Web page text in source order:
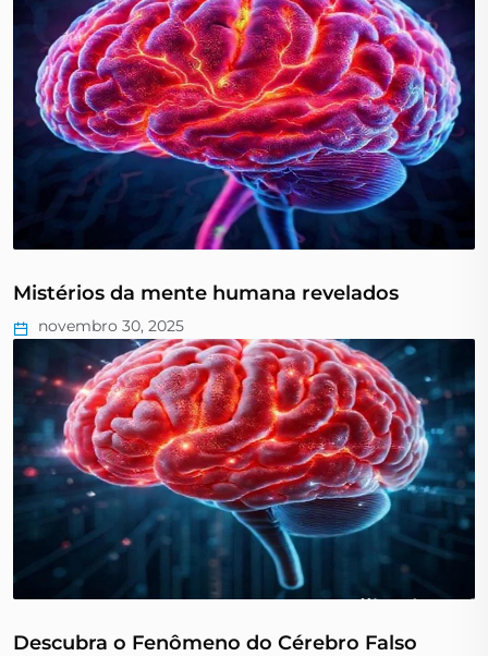
Mistérios da mente humana revelados
novembro 30, 2025
Descubra o Fenômeno do Cérebro Falso